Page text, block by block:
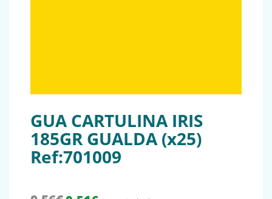
GUA CARTULINA IRIS
185GR GUALDA (x25)
Ref:701009